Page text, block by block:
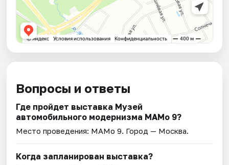
Вопросы и ответы
Где пройдет выставка Музей
автомобильного модернизма МАМо 9?
Место проведения: МАМо 9. Город — Москва.
Когда запланирован выставка?